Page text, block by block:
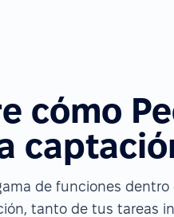
cómo
de funciones dentro
tanto de tus tareas